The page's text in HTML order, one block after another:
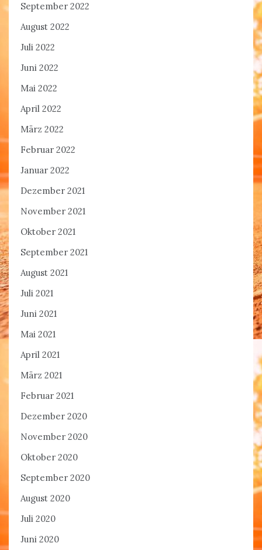
September 2022
August 2022
Juli 2022
Juni 2022
Mai 2022
April 2022
März 2022
Februar 2022
Januar 2022
Dezember 2021
November 2021
Oktober 2021
September 2021
August 2021
Juli 2021
Juni 2021
Mai 2021
April 2021
März 2021
Februar 2021
Dezember 2020
November 2020
Oktober 2020
September 2020
August 2020
Juli 2020
Juni 2020